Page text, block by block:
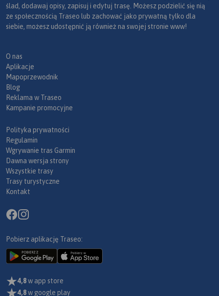
ślad, dodawaj opisy, zapisuj i edytuj trasę. Możesz podzielić się nią
ze społecznością Traseo lub zachować jako prywatną tylko dla
siebie, możesz udostępnić ją również na swojej stronie www!
O nas
Aplikacje
Mapoprzewodnik
Blog
Reklama w Traseo
Kampanie promocyjne
Polityka prywatności
Regulamin
Wgrywanie tras Garmin
Dawna wersja strony
Wszystkie trasy
Trasy turystyczne
Kontakt
Pobierz aplikację Traseo:
4,8w app store
4,8w google play